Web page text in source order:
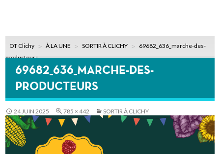
OT Clichy À LA UNE SORTIR À CLICHY
69682_636_marche-des-
producteurs
69682_636_MARCHE-DES-
PRODUCTEURS
24 JUIN 2025 785 × 442 SORTIR À CLICHY